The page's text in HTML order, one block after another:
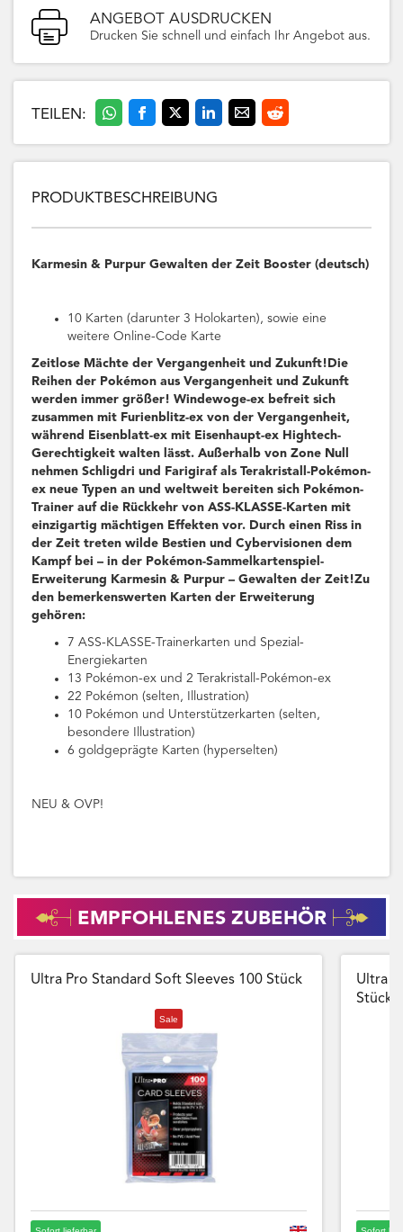
ANGEBOT AUSDRUCKEN
Drucken Sie schnell und einfach Ihr Angebot aus.
TEILEN:
PRODUKTBESCHREIBUNG
Karmesin & Purpur Gewalten der Zeit Booster (deutsch)
10 Karten (darunter 3 Holokarten), sowie eine
weitere Online-Code Karte
Zeitlose Mächte der Vergangenheit und Zukunft!Die
Reihen der Pokémon aus Vergangenheit und Zukunft
werden immer größer! Windewoge-ex befreit sich
zusammen mit Furienblitz-ex von der Vergangenheit,
während Eisenblatt-ex mit Eisenhaupt-ex Hightech-
Gerechtigkeit walten lässt. Außerhalb von Zone Null
nehmen Schligdri und Farigiraf als Terakristall-Pokémon-
ex neue Typen an und weltweit bereiten sich Pokémon-
Trainer auf die Rückkehr von ASS-KLASSE-Karten mit
einzigartig mächtigen Effekten vor. Durch einen Riss in
der Zeit treten wilde Bestien und Cybervisionen dem
Kampf bei – in der Pokémon-Sammelkartenspiel-
Erweiterung Karmesin & Purpur – Gewalten der Zeit!Zu
den bemerkenswerten Karten der Erweiterung
gehören:
7 ASS-KLASSE-Trainerkarten und Spezial-
Energiekarten
13 Pokémon-ex und 2 Terakristall-Pokémon-ex
22 Pokémon (selten, Illustration)
10 Pokémon und Unterstützerkarten (selten,
besondere Illustration)
6 goldgeprägte Karten (hyperselten)
NEU & OVP!
EMPFOHLENES ZUBEHÖR
Ultra Pro Standard Soft Sleeves 100 Stück
Sale
Ultra
Stück